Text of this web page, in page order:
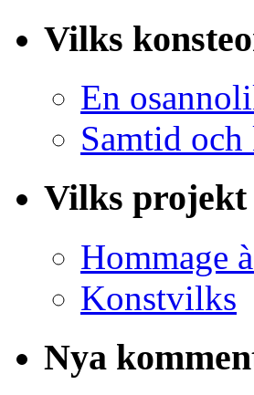
Vilks
En
Samtid
Vilks projekt
Hommage
Konstvilks
Nya